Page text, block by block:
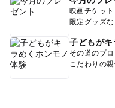
映画チケッ
限定グッズ
子どもが
その道のプ
こだわりの